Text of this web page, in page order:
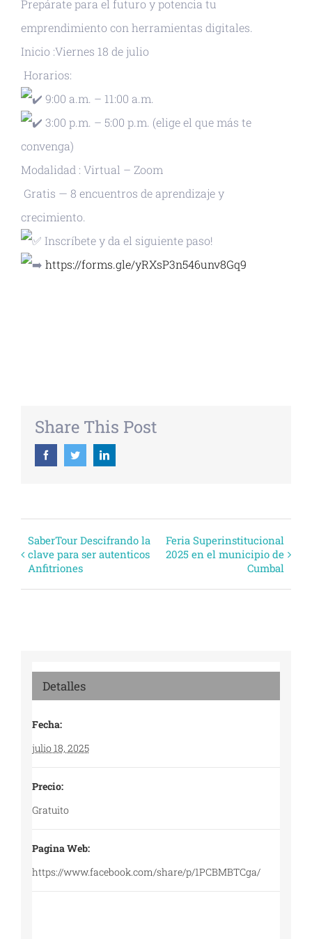
Prepárate para el futuro y potencia tu
emprendimiento con herramientas digitales.
Inicio :Viernes 18 de julio
Horarios:
9:00 a.m. – 11:00 a.m.
3:00 p.m. – 5:00 p.m. (elige el que más te
convenga)
Modalidad : Virtual – Zoom
Gratis — 8 encuentros de aprendizaje y
crecimiento.
Inscríbete y da el siguiente paso!
https://forms.gle/yRXsP3n546unv8Gq9
Share This Post
FacebookTwitterLinkedin
Evento
Navegación
SaberTour Descifrando la
clave para ser autenticos
Anfitriones
Feria Superinstitucional
2025 en el municipio de
Cumbal
Detalles
Fecha:
julio 18, 2025
Precio:
Gratuito
Pagina Web:
https://www.facebook.com/share/p/1PCBMBTCga/